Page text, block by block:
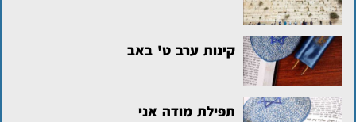
קינות ערב ט' באב
תפילת מודה אני